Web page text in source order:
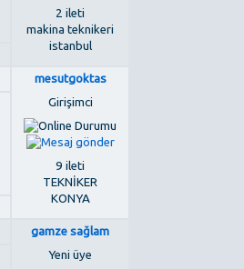
2 ileti
makina teknikeri
istanbul
mesutgoktas
Girişimci
9 ileti
TEKNİKER
KONYA
gamze sağlam
Yeni üye